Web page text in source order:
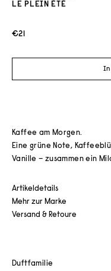
Duftfamilie
LE PLEIN ÉTÉ
Angebot
€21
In
Kaffee am Morgen.
Eine grüne Note,
Vanille – zusammen ein
Artikeldetails
Mehr zur Marke
Versand & Retoure